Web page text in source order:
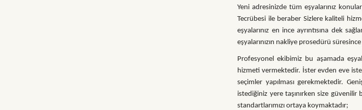
Yeni adresinizde tüm eşyalarınız
Tecrübesi ile beraber Sizlere kaliteli
eşyalarınız en ince ayrıntısına dek
eşyalarınızın nakliye prosedürü
Profesyonel ekibimiz bu aşamada
hizmeti vermektedir. İster evden eve
seçimler yapılması gerekmektedir.
istediğiniz yere taşınırken size
standartlarımızı ortaya koymaktadır;